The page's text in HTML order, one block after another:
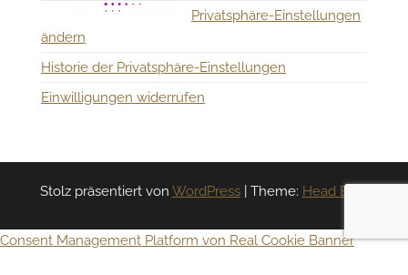
Privatsphäre-Einstellungen
ändern
Historie der Privatsphäre-Einstellungen
Einwilligungen widerrufen
Stolz präsentiert von WordPress Theme: Head Blog
Consent Management Platform von Real Cookie Banner